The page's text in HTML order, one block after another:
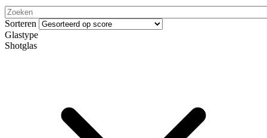
Sorteren
Glastype
Shotglas